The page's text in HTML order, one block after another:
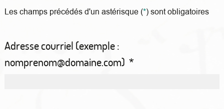
Les champs précédés d'un astérisque (*) sont obligatoires
Adresse courriel (exemple :
nomprenom@domaine.com) *